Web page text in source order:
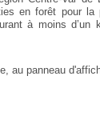
en forêt pour la
à moins d’un
au panneau